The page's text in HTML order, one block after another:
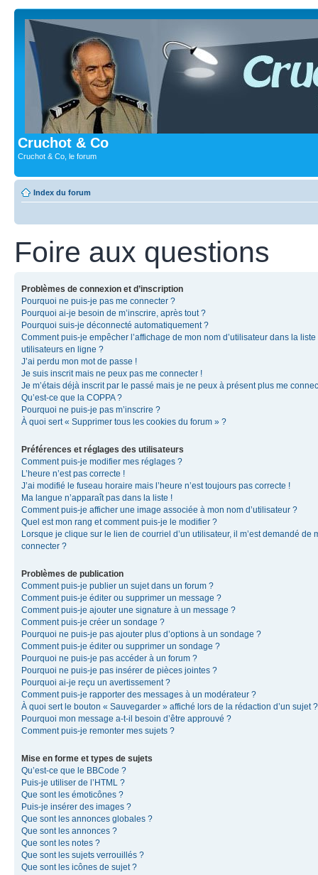
Cruchot & Co
Cruchot & Co, le forum
Index du forum
Foire aux questions
Problèmes de connexion et d’inscription
Pourquoi ne puis-je pas me connecter ?
Pourquoi ai-je besoin de m’inscrire, après tout ?
Pourquoi suis-je déconnecté automatiquement ?
Comment puis-je empêcher l’affichage de mon nom d’utilisateur dans la liste
utilisateurs en ligne ?
J’ai perdu mon mot de passe !
Je suis inscrit mais ne peux pas me connecter !
Je m’étais déjà inscrit par le passé mais je ne peux à présent plus me
Qu’est-ce que la COPPA ?
Pourquoi ne puis-je pas m’inscrire ?
À quoi sert « Supprimer tous les cookies du forum » ?
Préférences et réglages des utilisateurs
Comment puis-je modifier mes réglages ?
L’heure n’est pas correcte !
J’ai modifié le fuseau horaire mais l’heure n’est toujours pas correcte !
Ma langue n’apparaît pas dans la liste !
Comment puis-je afficher une image associée à mon nom d’utilisateur ?
Quel est mon rang et comment puis-je le modifier ?
Lorsque je clique sur le lien de courriel d’un utilisateur, il m’est demandé de
connecter ?
Problèmes de publication
Comment puis-je publier un sujet dans un forum ?
Comment puis-je éditer ou supprimer un message ?
Comment puis-je ajouter une signature à un message ?
Comment puis-je créer un sondage ?
Pourquoi ne puis-je pas ajouter plus d’options à un sondage ?
Comment puis-je éditer ou supprimer un sondage ?
Pourquoi ne puis-je pas accéder à un forum ?
Pourquoi ne puis-je pas insérer de pièces jointes ?
Pourquoi ai-je reçu un avertissement ?
Comment puis-je rapporter des messages à un modérateur ?
À quoi sert le bouton « Sauvegarder » affiché lors de la rédaction d’un sujet ?
Pourquoi mon message a-t-il besoin d’être approuvé ?
Comment puis-je remonter mes sujets ?
Mise en forme et types de sujets
Qu’est-ce que le BBCode ?
Puis-je utiliser de l’HTML ?
Que sont les émoticônes ?
Puis-je insérer des images ?
Que sont les annonces globales ?
Que sont les annonces ?
Que sont les notes ?
Que sont les sujets verrouillés ?
Que sont les icônes de sujet ?